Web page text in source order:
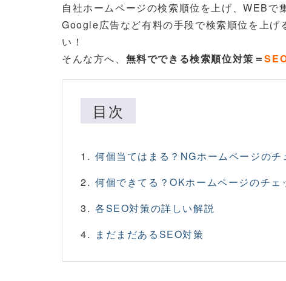
自社ホームページの検索順位を上げ、WEBで
Google広告など有料の手段で検索順位を上げ
い！
そんな方へ、 無料でできる検索順位対策＝
目次
何個当てはまる？NGホームページのチ
何個できてる？OKホームページのチェ
各SEO対策の詳しい解説
まだまだあるSEO対策